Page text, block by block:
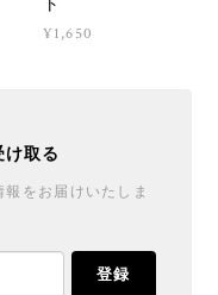
ト
¥1,650
け取る
をお届けいたしま
登録